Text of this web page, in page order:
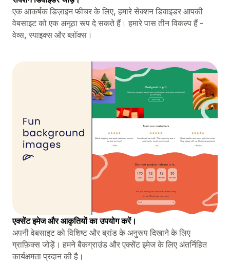
एक आकर्षक डिज़ाइन फीचर के लिए, हमारे सेक्शन डिवाइडर आपकी
वेबसाइट को एक अनूठा रूप दे सकते हैं। हमारे पास तीन विकल्प हैं -
वेव्स, स्पाइक्स और ब्लॉक्स।
एक्सेंट इमेज और आकृतियों का उपयोग करें।
अपनी वेबसाइट को विशिष्ट और ब्रांड के अनुरूप दिखाने के लिए
ग्राफ़िक्स जोड़ें। हमने बैकग्राउंड और एक्सेंट इमेज के लिए अंतर्निहित
कार्यक्षमता प्रदान की है।